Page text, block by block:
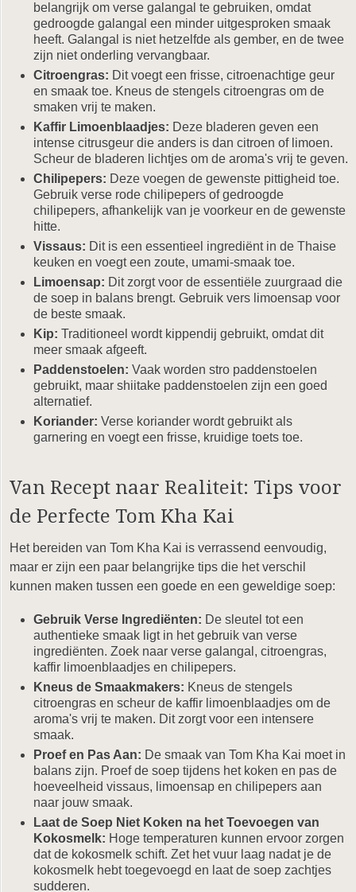
belangrijk om verse galangal te gebruiken, omdat
gedroogde galangal een minder uitgesproken smaak
heeft. Galangal is niet hetzelfde als gember, en de twee
zijn niet onderling vervangbaar.
Citroengras: Dit voegt een frisse, citroenachtige geur
en smaak toe. Kneus de stengels citroengras om de
smaken vrij te maken.
Kaffir Limoenblaadjes: Deze bladeren geven een
intense citrusgeur die anders is dan citroen of limoen.
Scheur de bladeren lichtjes om de aroma's vrij te geven.
Chilipepers: Deze voegen de gewenste pittigheid toe.
Gebruik verse rode chilipepers of gedroogde
chilipepers, afhankelijk van je voorkeur en de gewenste
hitte.
Vissaus: Dit is een essentieel ingrediënt in de Thaise
keuken en voegt een zoute, umami-smaak toe.
Limoensap: Dit zorgt voor de essentiële zuurgraad die
de soep in balans brengt. Gebruik vers limoensap voor
de beste smaak.
Kip: Traditioneel wordt kippendij gebruikt, omdat dit
meer smaak afgeeft.
Paddenstoelen: Vaak worden stro paddenstoelen
gebruikt, maar shiitake paddenstoelen zijn een goed
alternatief.
Koriander: Verse koriander wordt gebruikt als
garnering en voegt een frisse, kruidige toets toe.
Van Recept naar Realiteit: Tips voor
de Perfecte Tom Kha Kai
Het bereiden van Tom Kha Kai is verrassend eenvoudig,
maar er zijn een paar belangrijke tips die het verschil
kunnen maken tussen een goede en een geweldige soep:
Gebruik Verse Ingrediënten: De sleutel tot een
authentieke smaak ligt in het gebruik van verse
ingrediënten. Zoek naar verse galangal, citroengras,
kaffir limoenblaadjes en chilipepers.
Kneus de Smaakmakers: Kneus de stengels
citroengras en scheur de kaffir limoenblaadjes om de
aroma's vrij te maken. Dit zorgt voor een intensere
smaak.
Proef en Pas Aan: De smaak van Tom Kha Kai moet in
balans zijn. Proef de soep tijdens het koken en pas de
hoeveelheid vissaus, limoensap en chilipepers aan
naar jouw smaak.
Laat de Soep Niet Koken na het Toevoegen van
Kokosmelk: Hoge temperaturen kunnen ervoor zorgen
dat de kokosmelk schift. Zet het vuur laag nadat je de
kokosmelk hebt toegevoegd en laat de soep zachtjes
sudderen.